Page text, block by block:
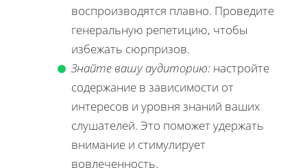
воспроизводятся плавно. Проведите
генеральную репетицию, чтобы
избежать сюрпризов.
Знайте вашу аудиторию: настройте
содержание в зависимости от
интересов и уровня знаний ваших
слушателей. Это поможет удержать
внимание и стимулирует
вовлеченность.